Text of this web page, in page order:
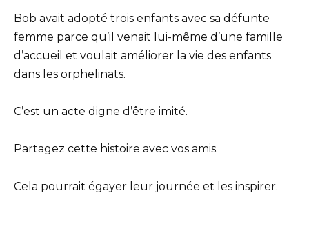
Bob avait adopté trois enfants avec sa défunte
femme parce qu’il venait lui-même d’une famille
d’accueil et voulait améliorer la vie des enfants
dans les orphelinats.
C’est un acte digne d’être imité.
Partagez cette histoire avec vos amis.
Cela pourrait égayer leur journée et les inspirer.